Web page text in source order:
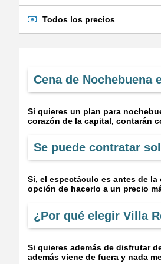
Todos los precios
Cena de Nochebuena
Si quieres un plan para
corazón de la capital, contarán
Se puede contratar
Si, el espectáculo es antes de
opción de hacerlo a un precio
¿Por qué elegir Villa
Si quieres además de disfrutar
además viene de fuera y nada